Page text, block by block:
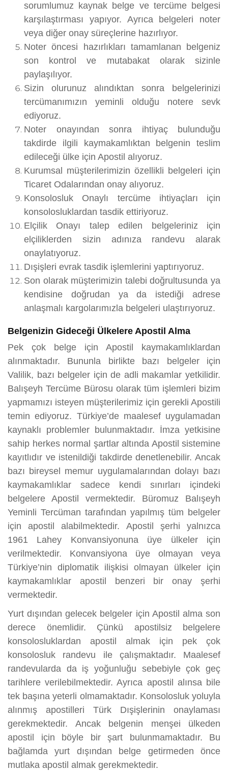
sorumlumuz kaynak belge ve tercüme belgesi
karşılaştırması yapıyor. Ayrıca belgeleri noter
veya diğer onay süreçlerine hazırlıyor.
Noter öncesi hazırlıkları tamamlanan belgeniz
son kontrol ve mutabakat olarak sizinle
paylaşılıyor.
Sizin olurunuz alındıktan sonra belgelerinizi
tercümanımızın yeminli olduğu notere sevk
ediyoruz.
Noter onayından sonra ihtiyaç bulunduğu
takdirde ilgili kaymakamlıktan belgenin teslim
edileceği ülke için Apostil alıyoruz.
Kurumsal müşterilerimizin özellikli belgeleri için
Ticaret Odalarından onay alıyoruz.
Konsolosluk Onaylı tercüme ihtiyaçları için
konsolosluklardan tasdik ettiriyoruz.
Elçilik Onayı talep edilen belgeleriniz için
elçiliklerden sizin adınıza randevu alarak
onaylatıyoruz.
Dışişleri evrak tasdik işlemlerini yaptırıyoruz.
Son olarak müşterimizin talebi doğrultusunda ya
kendisine doğrudan ya da istediği adrese
anlaşmalı kargolarımızla belgeleri ulaştırıyoruz.
Belgenizin Gideceği Ülkelere Apostil Alma
Pek çok belge için Apostil kaymakamlıklardan
alınmaktadır. Bununla birlikte bazı belgeler için
Valilik, bazı belgeler için de adli makamlar yetkilidir.
Balışeyh Tercüme Bürosu olarak tüm işlemleri bizim
yapmamızı isteyen müşterilerimiz için gerekli Apostili
temin ediyoruz. Türkiye’de maalesef uygulamadan
kaynaklı problemler bulunmaktadır. İmza yetkisine
sahip herkes normal şartlar altında Apostil sistemine
kayıtlıdır ve istenildiği takdirde denetlenebilir. Ancak
bazı bireysel memur uygulamalarından dolayı bazı
kaymakamlıklar sadece kendi sınırları içindeki
belgelere Apostil vermektedir. Büromuz Balışeyh
Yeminli Tercüman tarafından yapılmış tüm belgeler
için apostil alabilmektedir. Apostil şerhi yalnızca
1961 Lahey Konvansiyonuna üye ülkeler için
verilmektedir. Konvansiyona üye olmayan veya
Türkiye’nin diplomatik ilişkisi olmayan ülkeler için
kaymakamlıklar apostil benzeri bir onay şerhi
vermektedir.
Yurt dışından gelecek belgeler için Apostil alma son
derece önemlidir. Çünkü apostilsiz belgelere
konsolosluklardan apostil almak için pek çok
konsolosluk randevu ile çalışmaktadır. Maalesef
randevularda da iş yoğunluğu sebebiyle çok geç
tarihlere verilebilmektedir. Ayrıca apostil alınsa bile
tek başına yeterli olmamaktadır. Konsolosluk yoluyla
alınmış apostilleri Türk Dışişlerinin onaylaması
gerekmektedir. Ancak belgenin menşei ülkeden
apostil için böyle bir şart bulunmamaktadır. Bu
bağlamda yurt dışından belge getirmeden önce
mutlaka apostil almak gerekmektedir.